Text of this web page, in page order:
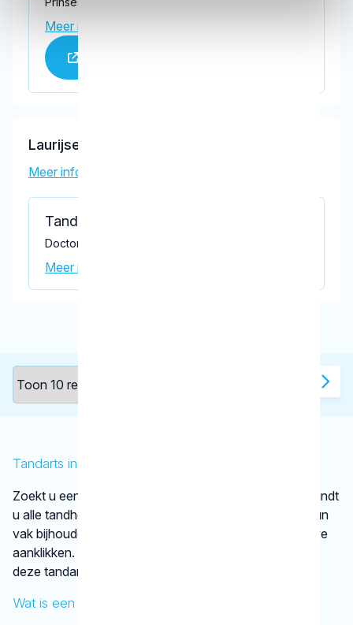
Meer informatie praktijk
Laurijsen, P.A.G.
Meer informatie tandarts
Tandartspraktijk Laurijsen
Doctor Wibautlaan 56, Rijswijk 2285 XK
Meer informatie praktijk
Tandarts in Rijswijk
Zoekt u een tandarts in Rijswijk ? In de lijst hierboven vindt
u alle tandheelkundigen in Rijswijk , die aantoonbaar hun
vak bijhouden. Bovendien kunt u ook de kaartweergave
aanklikken. Dan ziet u op een kaart van Rijswijk waar
deze tandartsen gevestigd zijn.
Wat is een KRT-registratie?